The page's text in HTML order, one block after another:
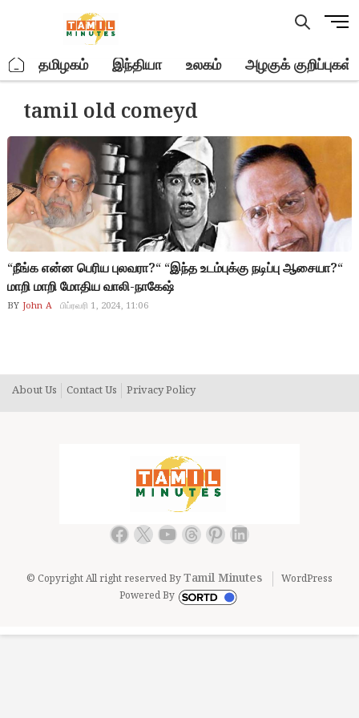
M
u
. தமிழகம் இந்தியா உலகம் அழகுக் குறிப்புகள்
tamil old comeyd
“நீங்க என்ன பெரிய புலவரா?“ “இந்த உடம்புக்கு நடிப்பு ஆசையா?“
மாறி மாறி மோதிய வாலி-நாகேஷ்
BY John A பிப்ரவரி 1, 2024, 11:06
About Us Contact Us Privacy Policy
Facebook
X YouTube
Threads
Pinterest
LinkedIn
© Copyright All right reserved ByTamil Minutes
WordPress
Powered By